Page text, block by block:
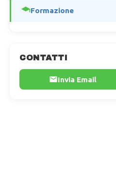
Formazione
CONTATTI
Invia Email